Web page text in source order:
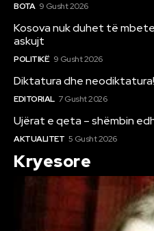
BOTA 9 Gusht 2026
Kosova nuk duhet të
askujt
POLITIKË 9 Gusht 2026
Diktatura dhe neodiktatura!
EDITORIAL 7 Gusht 2026
Ujërat e qeta – shëmbin
AKTUALITET 5 Gusht 2026
Kryesore